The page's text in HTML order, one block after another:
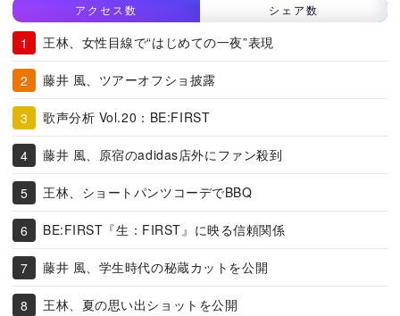
アクセス数 シェア数
王林、女性目線で“はじめての一夜”表現
藤井 風、ツアーオフショ披露
歌声分析 Vol.20：BE:FIRST
藤井 風、原宿のadidas店外にファン殺到
王林、ショートパンツコーデでBBQ
BE:FIRST『生：FIRST』に映る信頼関係
藤井 風、学生時代の秘蔵カットを公開
王林、夏の思い出ショットを公開